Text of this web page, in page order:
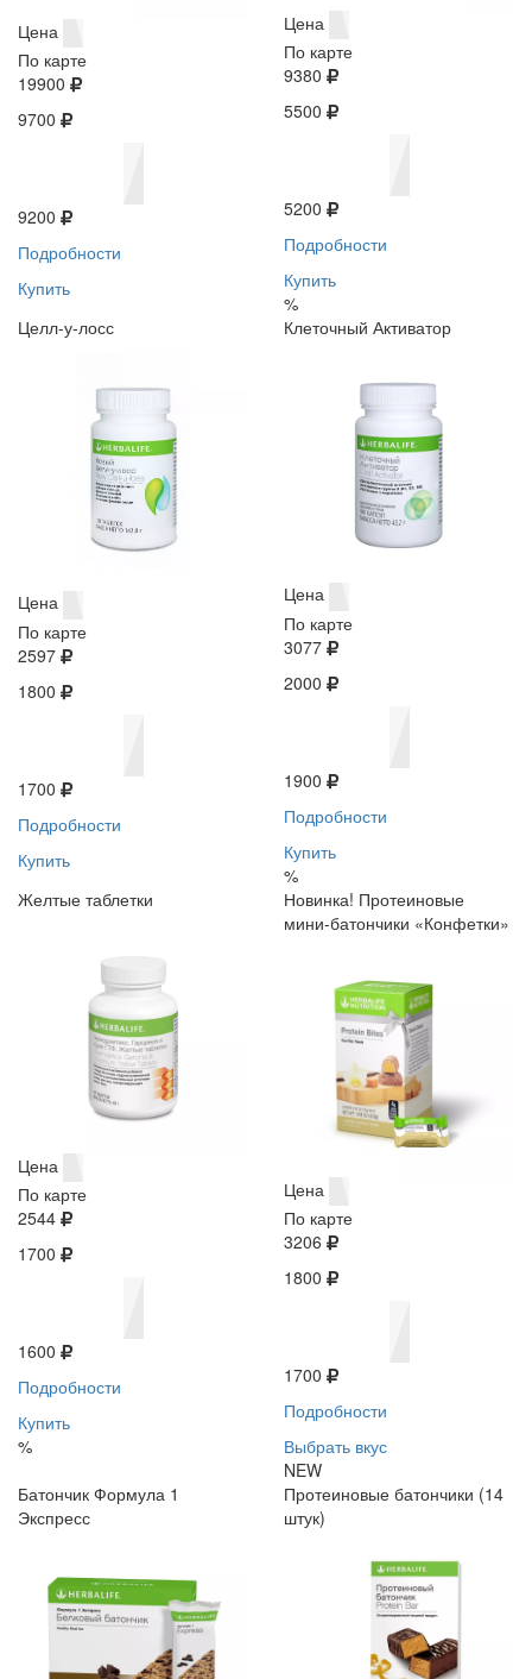
Цена
По карте
19900
9700
9200
Подробности
Купить
Цена
По карте
9380
5500
5200
Подробности
Купить
%
Целл-у-лосс
Цена
По карте
2597
1800
1700
Подробности
Купить
Клеточный Активатор
Цена
По карте
3077
2000
1900
Подробности
Купить
%
Желтые таблетки
Цена
По карте
2544
1700
1600
Подробности
Купить
%
Новинка! Протеиновые
мини-батончики «Конфетки»
Цена
По карте
3206
1800
1700
Подробности
Выбрать вкус
NEW
Батончик Формула 1
Экспресс
Протеиновые батончики (14
штук)